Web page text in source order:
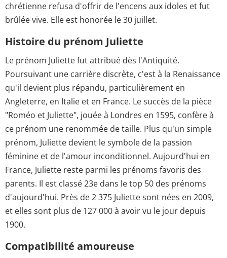
chrétienne refusa d'offrir de l'encens aux idoles et fut
brûlée vive. Elle est honorée le 30 juillet.
Histoire du prénom Juliette
Le prénom Juliette fut attribué dès l'Antiquité.
Poursuivant une carrière discrète, c'est à la Renaissance
qu'il devient plus répandu, particulièrement en
Angleterre, en Italie et en France. Le succès de la pièce
"Roméo et Juliette", jouée à Londres en 1595, confère à
ce prénom une renommée de taille. Plus qu'un simple
prénom, Juliette devient le symbole de la passion
féminine et de l'amour inconditionnel. Aujourd'hui en
France, Juliette reste parmi les prénoms favoris des
parents. Il est classé 23e dans le top 50 des prénoms
d'aujourd'hui. Près de 2 375 Juliette sont nées en 2009,
et elles sont plus de 127 000 à avoir vu le jour depuis
1900.
Compatibilité amoureuse